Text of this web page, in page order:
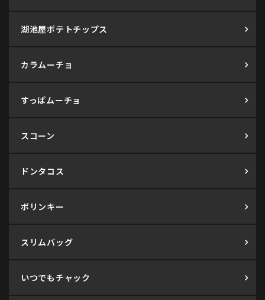
湖池屋ポテトチップス
カラムーチョ
すっぱムーチョ
スコーン
ドンタコス
ポリンキー
スリムバッグ
いつでもチャック